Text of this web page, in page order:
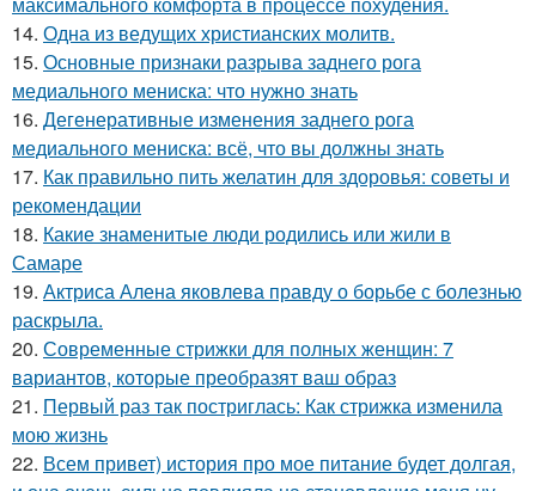
14. Одна из ведущих христианских молитв.
15. Основные признаки разрыва заднего рога
медиального мениска: что нужно знать
16. Дегенеративные изменения заднего рога
медиального мениска: всё, что вы должны знать
17. Как правильно пить желатин для здоровья: советы и
рекомендации
18. Какие знаменитые люди родились или жили в
Самаре
19. Актриса Алена яковлева правду о борьбе с болезнью
раскрыла.
20. Современные стрижки для полных женщин: 7
вариантов, которые преобразят ваш образ
21. Первый раз так постриглась: Как стрижка изменила
мою жизнь
22. Всем привет) история про мое питание будет долгая,